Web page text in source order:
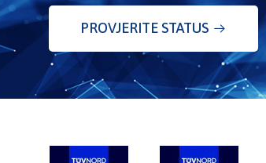
PROVJERITE STATUS